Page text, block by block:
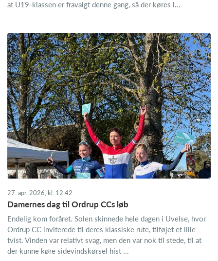
at U19-klassen er fravalgt denne gang, så der køres l...
27. apr. 2026, kl. 12.42
Damernes dag til Ordrup CCs løb
Endelig kom foråret. Solen skinnede hele dagen i Uvelse, hvor
Ordrup CC inviterede til deres klassiske rute, tilføjet et lille
tvist. Vinden var relativt svag, men den var nok til stede, til at
der kunne køre sidevindskørsel hist ...